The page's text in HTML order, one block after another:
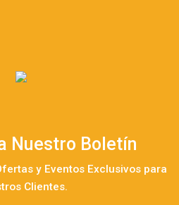
Nuestro Boletín
y Eventos Exclusivos para
Clientes.